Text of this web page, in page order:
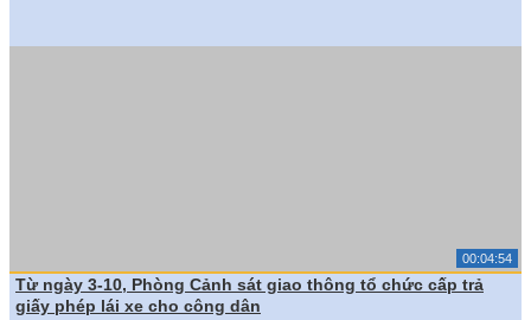
00:04:54
Từ ngày 3-10, Phòng Cảnh sát giao thông tổ chức cấp trả
giấy phép lái xe cho công dân